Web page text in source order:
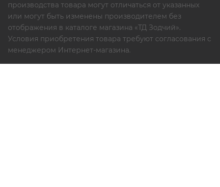
производства товара могут отличаться от указанных
или могут быть изменены производителем без
отображения в каталоге магазина «ТД Зодчий».
Условия приобретения товара требуют согласования с
менеджером Интернет-магазина.